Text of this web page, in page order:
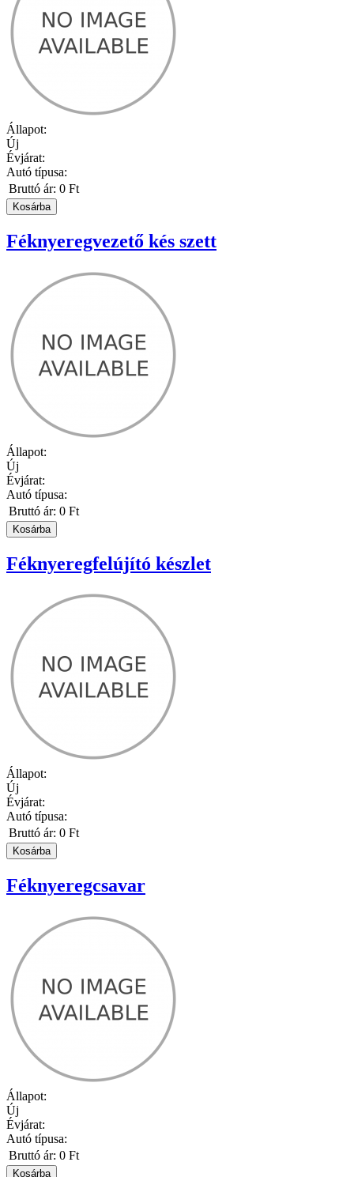
Állapot:
Új
Évjárat:
Autó típusa:
Bruttó ár: 0 Ft
Féknyeregvezető kés szett
Állapot:
Új
Évjárat:
Autó típusa:
Bruttó ár: 0 Ft
Féknyeregfelújító készlet
Állapot:
Új
Évjárat:
Autó típusa:
Bruttó ár: 0 Ft
Féknyeregcsavar
Állapot:
Új
Évjárat:
Autó típusa:
Bruttó ár: 0 Ft